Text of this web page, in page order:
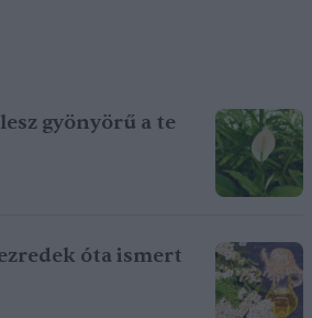
gyönyörű a te
óta ismert